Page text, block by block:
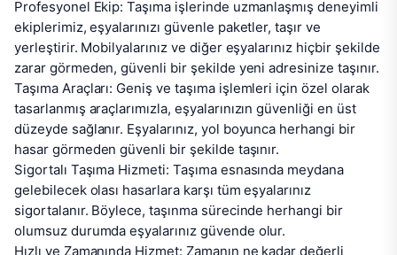
Profesyonel Ekip: Taşıma işlerinde uzmanlaşmış deneyimli
ekiplerimiz, eşyalarınızı güvenle paketler, taşır ve
yerleştirir. Mobilyalarınız ve diğer eşyalarınız hiçbir şekilde
zarar görmeden, güvenli bir şekilde yeni adresinize taşınır.
Taşıma Araçları: Geniş ve taşıma işlemleri için özel olarak
tasarlanmış araçlarımızla, eşyalarınızın güvenliği en üst
düzeyde sağlanır. Eşyalarınız, yol boyunca herhangi bir
hasar görmeden güvenli bir şekilde taşınır.
Sigortalı Taşıma Hizmeti: Taşıma esnasında meydana
gelebilecek olası hasarlara karşı tüm eşyalarınız
sigortalanır. Böylece, taşınma sürecinde herhangi bir
olumsuz durumda eşyalarınız güvende olur.
Hızlı ve Zamanında Hizmet: Zamanın ne kadar değerli